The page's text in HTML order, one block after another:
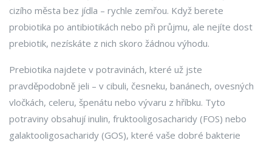
cizího města bez jídla – rychle zemřou. Když berete
probiotika po antibiotikách nebo při průjmu, ale nejíte dost
prebiotik, nezískáte z nich skoro žádnou výhodu.
Prebiotika najdete v potravinách, které už jste
pravděpodobně jeli – v cibuli, česneku, banánech, ovesných
vločkách, celeru, špenátu nebo vývaru z hříbku. Tyto
potraviny obsahují inulin, fruktooligosacharidy (FOS) nebo
galaktooligosacharidy (GOS), které vaše dobré bakterie